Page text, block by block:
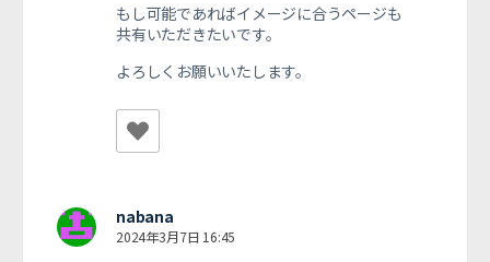
もし可能であればイメージに合うページも
共有いただきたいです。
よろしくお願いいたします。
nabana
2024年3月7日 16:45